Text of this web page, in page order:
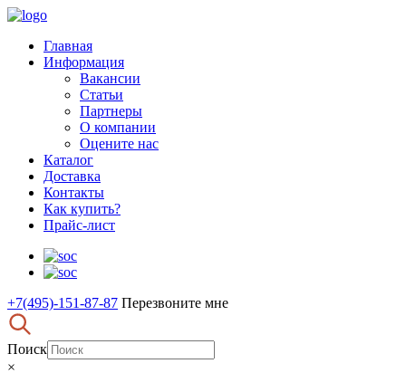
Главная
Информация
Вакансии
Статьи
Партнеры
О компании
Оцените нас
Каталог
Доставка
Контакты
Как купить?
Прайс-лист
+7(495)-151-87-87 Перезвоните мне
Поиск
×